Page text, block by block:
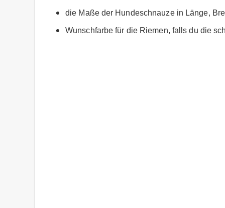
die Maße der Hundeschnauze in Länge,
Wunschfarbe für die Riemen, falls du die